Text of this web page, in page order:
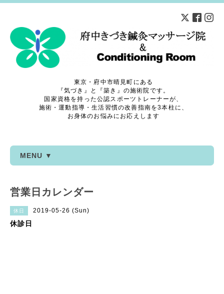
東京・府中市晴見町にある
『気づき』と『築き』の施術院です。
国家資格を持った公認スポーツトレーナーが、
施術・運動指導・生活習慣の改善指南を3本柱に、
お身体のお悩みにお応えします
MENU ▼
営業日カレンダー
休日 2019-05-26 (Sun)
休診日